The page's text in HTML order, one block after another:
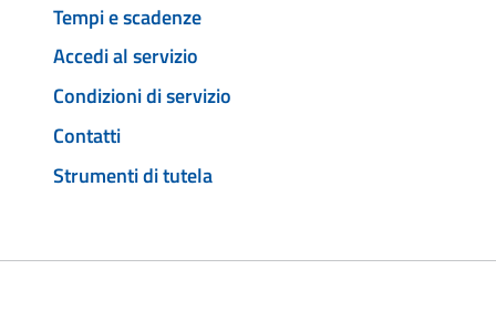
Tempi e scadenze
Accedi al servizio
Condizioni di servizio
Contatti
Strumenti di tutela